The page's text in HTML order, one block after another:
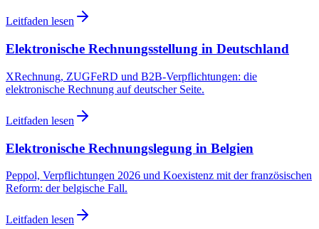
Leitfaden lesen
Elektronische Rechnungsstellung in Deutschland
XRechnung, ZUGFeRD und B2B-Verpflichtungen: die
elektronische Rechnung auf deutscher Seite.
Leitfaden lesen
Elektronische Rechnungslegung in Belgien
Peppol, Verpflichtungen 2026 und Koexistenz mit der französischen
Reform: der belgische Fall.
Leitfaden lesen